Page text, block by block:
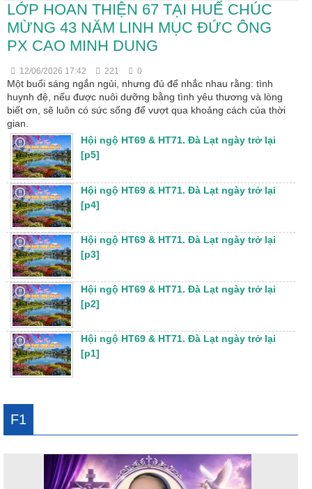
LỚP HOAN THIỆN 67 TẠI HUẾ CHÚC
MỪNG 43 NĂM LINH MỤC ĐỨC ÔNG
PX CAO MINH DUNG
12/06/2026 17:42 221 0
Một buổi sáng ngắn ngủi, nhưng đủ để nhắc nhau rằng: tình
huynh đệ, nếu được nuôi dưỡng bằng tình yêu thương và lòng
biết ơn, sẽ luôn có sức sống để vượt qua khoảng cách của thời
gian.
Hội ngộ HT69 & HT71. Đà Lạt ngày trở lại
[p5]
Hội ngộ HT69 & HT71. Đà Lạt ngày trở lại
[p4]
Hội ngộ HT69 & HT71. Đà Lạt ngày trở lại
[p3]
Hội ngộ HT69 & HT71. Đà Lạt ngày trở lại
[p2]
Hội ngộ HT69 & HT71. Đà Lạt ngày trở lại
[p1]
F1